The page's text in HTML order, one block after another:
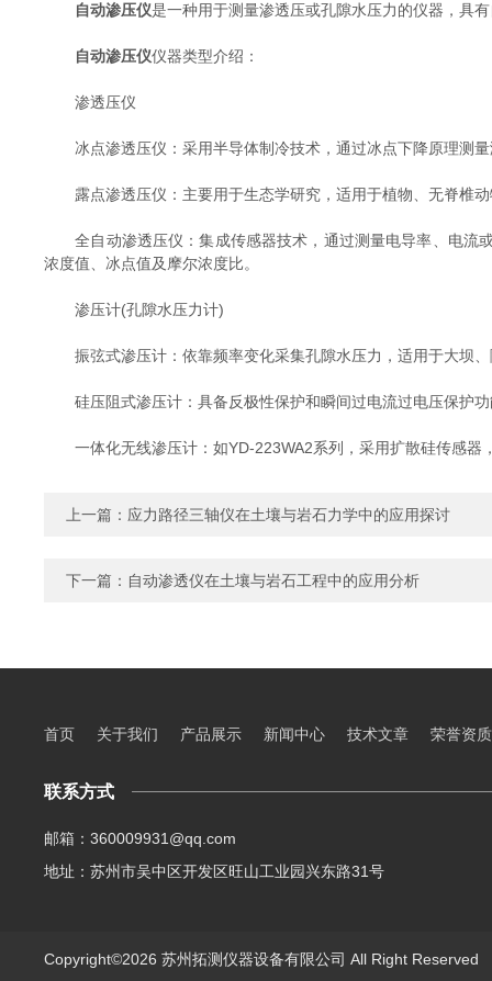
自动渗压仪是一种用于测量渗透压或孔隙水压力的仪器，具
自动渗压仪仪器类型介绍：
渗透压仪
冰点渗透压仪：采用半导体制冷技术，通过冰点下降原理测量
露点渗透压仪：主要用于生态学研究，适用于植物、无脊椎动
全自动渗透压仪：集成传感器技术，通过测量电导率、电流
浓度值、冰点值及摩尔浓度比。
渗压计(孔隙水压力计)
振弦式渗压计：依靠频率变化采集孔隙水压力，适用于大坝、
硅压阻式渗压计：具备反极性保护和瞬间过电流过电压保护功
一体化无线渗压计：如YD-223WA2系列，采用扩散硅传感器
上一篇： 应力路径三轴仪在土壤与岩石力学中的应用探讨
下一篇： 自动渗透仪在土壤与岩石工程中的应用分析
首页 关于我们 产品展示 新闻中心 技术文章 荣誉资质
联系方式
邮箱：360009931@qq.com
地址：苏州市吴中区开发区旺山工业园兴东路31号
Copyright©2026 苏州拓测仪器设备有限公司 All Right